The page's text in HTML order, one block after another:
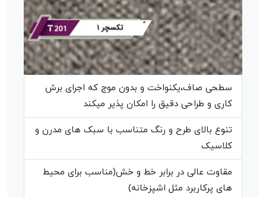
سطحی صاف،یکنواخت و بدون موج که اجرای برش
کاری و طراحی دقیق را امکان پذیر میکند
تنوع بالای طرح و رنگ متناسب با سبک های مدرن و
کلاسیک
مقاوت عالی در برابر خط و خش(مناسب برای محیط
های پرکاربرد مثل اشپزخانه)